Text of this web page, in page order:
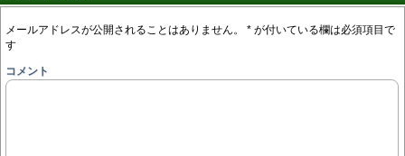
メールアドレスが公開されることはありません。 * が付いている欄は必須項目で
す
コメント